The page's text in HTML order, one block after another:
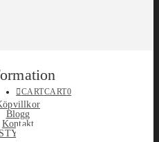
CARTCART0
Blogg
Kontakt